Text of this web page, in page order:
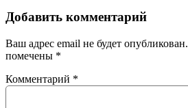
Добавить комментарий
Ваш адрес email не будет опубликован.
помечены *
Комментарий *